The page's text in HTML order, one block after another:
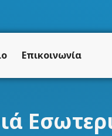
Επικοινωνία